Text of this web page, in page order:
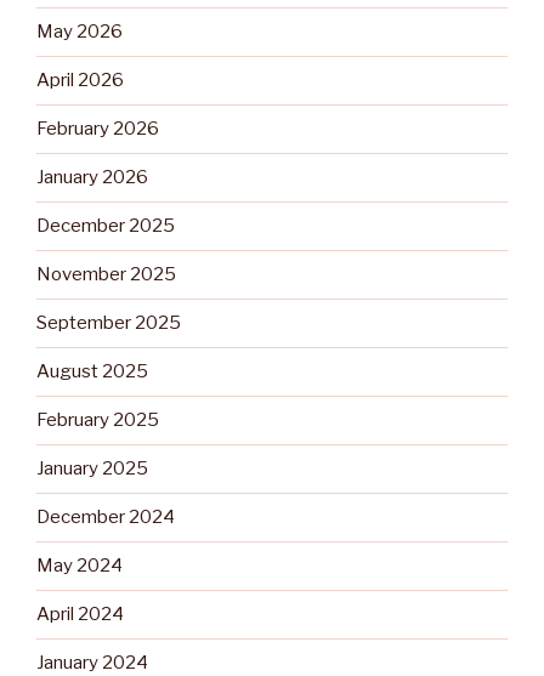
May 2026
April 2026
February 2026
January 2026
December 2025
November 2025
September 2025
August 2025
February 2025
January 2025
December 2024
May 2024
April 2024
January 2024